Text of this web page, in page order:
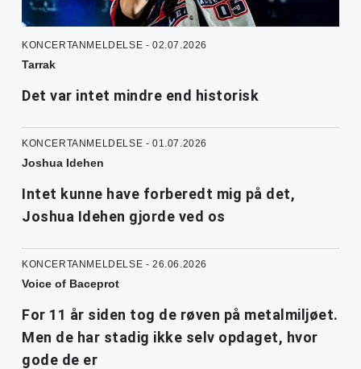
KONCERTANMELDELSE - 02.07.2026
Tarrak
Det var intet mindre end historisk
KONCERTANMELDELSE - 01.07.2026
Joshua Idehen
Intet kunne have forberedt mig på det,
Joshua Idehen gjorde ved os
KONCERTANMELDELSE - 26.06.2026
Voice of Baceprot
For 11 år siden tog de røven på metalmiljøet.
Men de har stadig ikke selv opdaget, hvor
gode de er